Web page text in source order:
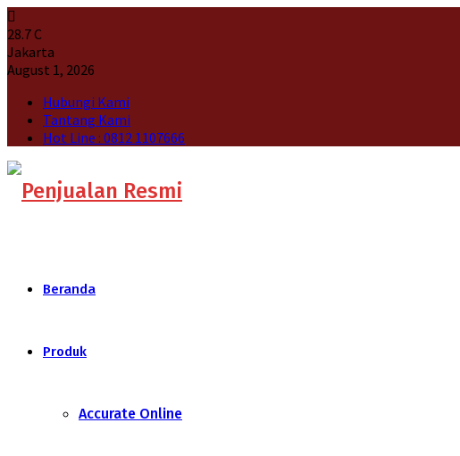
28.7C
Jakarta
August 1, 2026
Hubungi Kami
Tantang Kami
Hot Line : 0812 1107666
Beranda
Produk
Accurate Online